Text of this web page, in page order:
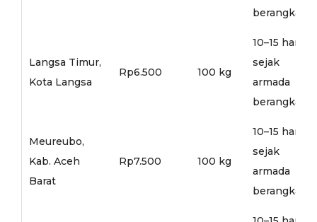
berangkat
Langsa Timur,
Kota Langsa
Rp6.500 100 kg
10–15 hari
sejak
armada
berangkat
Meureubo,
Kab. Aceh
Barat
Rp7.500 100 kg
10–15 hari
sejak
armada
berangkat